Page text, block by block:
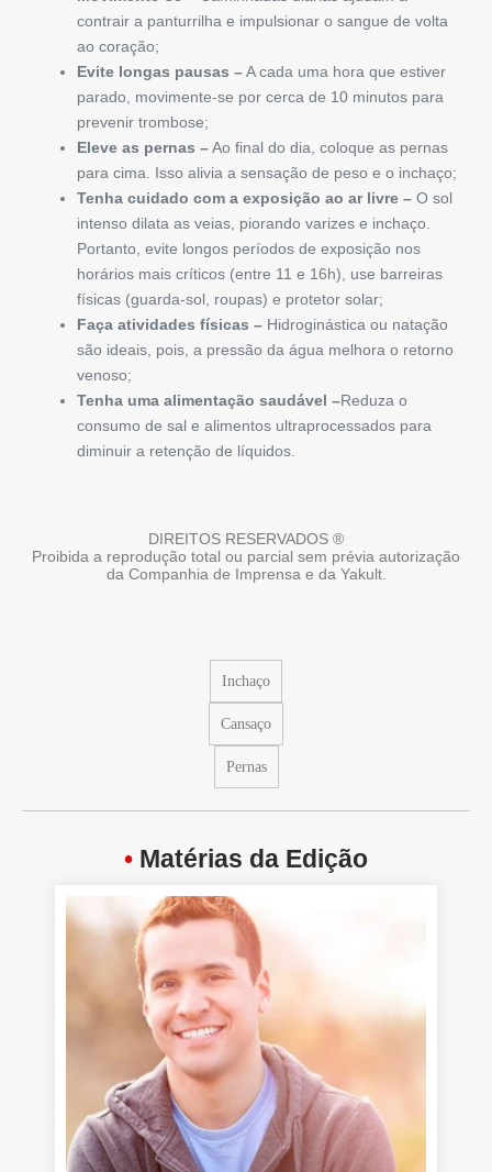
contrair a panturrilha e impulsionar o sangue de volta
ao coração;
Evite longas pausas –A cada uma hora que estiver
parado, movimente-se por cerca de 10 minutos para
prevenir trombose;
Eleve as pernas –Ao final do dia, coloque as pernas
para cima. Isso alivia a sensação de peso e o inchaço;
Tenha cuidado com a exposição ao ar livre – O sol
intenso dilata as veias, piorando varizes e inchaço.
Portanto, evite longos períodos de exposição nos
horários mais críticos (entre 11 e 16h), use barreiras
físicas (guarda-sol, roupas) e protetor solar;
Faça atividades físicas – Hidroginástica ou natação
são ideais, pois, a pressão da água melhora o retorno
venoso;
Tenha uma alimentação saudável –Reduza o
consumo de sal e alimentos ultraprocessados para
diminuir a retenção de líquidos.
DIREITOS RESERVADOS ®
Proibida a reprodução total ou parcial sem prévia autorização
da Companhia de Imprensa e da Yakult.
Inchaço
Cansaço
Pernas
• Matérias da Edição